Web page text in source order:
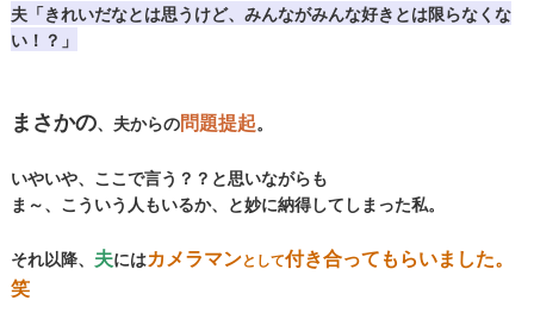
夫「きれいだなとは思うけど、みんながみんな好きとは限らなくな
い！？」
まさかの、夫からの問題提起。
いやいや、ここで言う？？と思いながらも
ま～、こういう人もいるか、と妙に納得してしまった私。
それ以降、 夫にはカメラマンとして付き合ってもらいました。
笑